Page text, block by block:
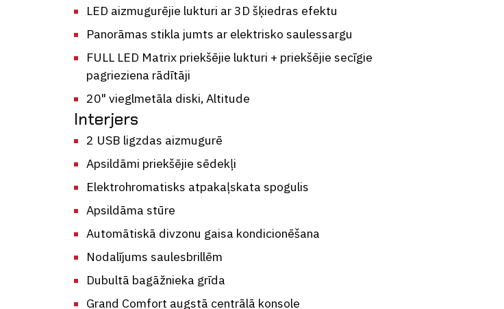
LED aizmugurējie lukturi ar 3D šķiedras efektu
Panorāmas stikla jumts ar elektrisko saulessargu
FULL LED Matrix priekšējie lukturi + priekšējie secīgie
pagrieziena rādītāji
20" vieglmetāla diski, Altitude
Interjers
2 USB ligzdas aizmugurē
Apsildāmi priekšējie sēdekļi
Elektrohromatisks atpakaļskata spogulis
Apsildāma stūre
Automātiskā divzonu gaisa kondicionēšana
Nodalījums saulesbrillēm
Dubultā bagāžnieka grīda
Grand Comfort augstā centrālā konsole